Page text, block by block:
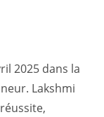
2025 dans la
Lakshmi